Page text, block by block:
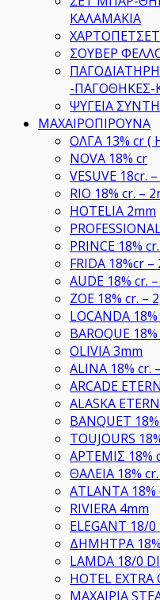
ΚΑΛΑΜΑΚΙΑ
ΣΟΥΒΕΡ
-ΠΑΓΟΘΗΚΕΣ-
ΨΥΓΕΙΑ
ΜΑΧΑΙΡΟΠΙΡΟΥΝΑ
ΟΛΓΑ 13% cr (
NOVA 18% cr
VESUVE 18cr.
RIO 18% cr. –
HOTELIA 2mm
PRINCE 18%
FRIDA 18%cr –
AUDE 18% cr.
ZOE 18% cr. –
LOCANDA
BAROQUE
OLIVIA 3mm
ALINA 18% cr.
ARCADE
ALASKA
BANQUET
TOUJOURS
ΑΡΤΕΜΙΣ 18%
ΘΑΛΕΙΑ 18%
ATLANTA 18%
RIVIERA 4mm
ELEGANT 18/
ΔΗΜΗΤΡΑ
LAMDA 18/0
HOTEL EXTRA
ΜΑΧΑΙΡΙΑ